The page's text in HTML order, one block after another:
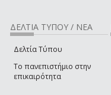
ΔΕΛΤΙΑ ΤΥΠΟΥ / ΝΕΑ
Δελτία Τύπου
Το πανεπιστήμιο στην
επικαιρότητα